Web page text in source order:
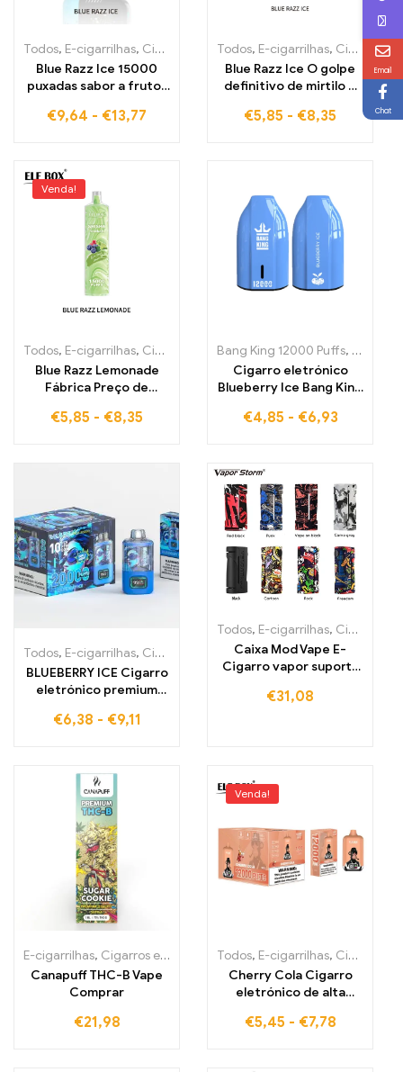
Todos, E-cigarrilhas, Cigarros eletrónicos descartáveis Estónia ,
Blue Razz Ice 15000
puxadas sabor a frutos
ELF BOX PULSE X
€9,64 - €13,77
Todos, E-cigarrilhas, Cigarros eletrónicos descartáveis Estónia
Blue Razz Ice O golpe
definitivo de mirtilo e
frescura gelada ELF
€5,85 - €8,35
Venda!
Todos, E-cigarrilhas, Cigarros eletrónicos descartáveis Estónia
Blue Razz Lemonade
Fábrica Preço de
segura ELF BOX
€5,85 - €8,35
Bang King 12000 Puffs, E-
Cigarro eletrónico
Blueberry Ice Bang King
Perfeito para
€4,85 - €6,93
Todos, E-cigarrilhas, Cigarros eletrónicos descartáveis Bélgica
BLUEBERRY ICE Cigarro
eletrónico premium
experiência
20000 PUFFS Mesh
Dual
€6,38 - €9,11
Todos, E-cigarrilhas, Cigarros eletrónicos descartáveis Portugal
Caixa Mod Vape E-
Cigarro vapor suporta
€31,08
E-cigarrilhas, Cigarros eletrónicos descartáveis Irlanda ,Cigarros
Canapuff THC-B Vape
Comprar
€21,98
Venda!
Todos, E-cigarrilhas, Cigarros eletrónicos descartáveis Estónia
Cherry Cola Cigarro
eletrónico de alta
puxada 12000 Vape ELF
€5,45 - €7,78
Email
Chat